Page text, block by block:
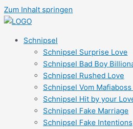
Zum Inhalt springen
Schnipsel
Schnipsel Surprise Love
Schnipsel Bad Boy
Schnipsel Rushed Love
Schnipsel Vom
Schnipsel Hit by your
Schnipsel Fake Marriage
Schnipsel Fake Intentions